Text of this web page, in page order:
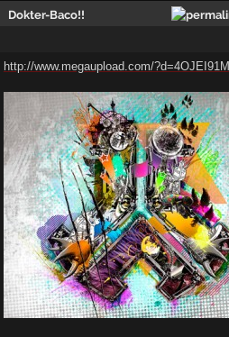
Dokter-Baco!!
http://www.megaupload.com/?d=4OJEI91M